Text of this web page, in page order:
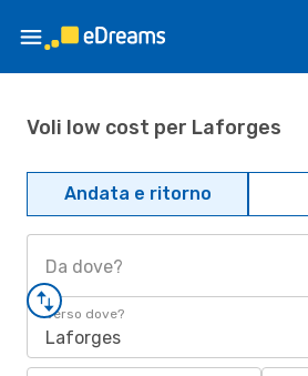
Voli low cost per Laforges
Andata e ritorno
Da dove?
Verso dove?
Laforges